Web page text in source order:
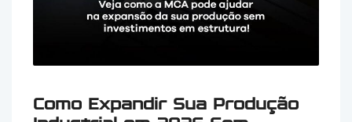
Como Expandir Sua Produção